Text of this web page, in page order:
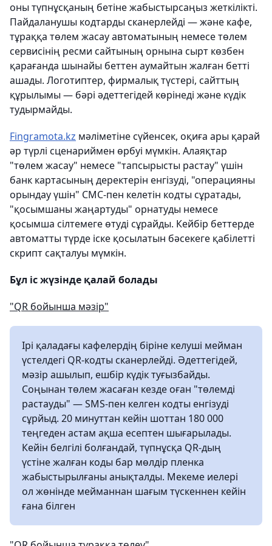
оны түпнұсқаның бетіне жабыстырсаңыз жеткілікті.
Пайдаланушы кодтарды сканерлейді — және кафе,
тұраққа төлем жасау автоматының немесе төлем
сервисінің ресми сайтының орнына сырт көзбен
қарағанда шынайы беттен аумайтын жалған бетті
ашады. Логотиптер, фирмалық түстері, сайттың
құрылымы — бәрі әдеттегідей көрінеді және күдік
тудырмайды.
Fingramota.kz мәліметіне сүйенсек, оқиға ары қарай
әр түрлі сценариймен өрбуі мүмкін. Алаяқтар
"төлем жасау" немесе "тапсырысты растау" үшін
банк картасының деректерін енгізуді, "операцияны
орындау үшін" СМС-пен келетін кодты сұратады,
"қосымшаны жаңартуды" орнатуды немесе
қосымша сілтемеге өтуді сұрайды. Кейбір беттерде
автоматты түрде іске қосылатын бәсекеге қабілетті
скрипт сақталуы мүмкін.
Бұл іс жүзінде қалай болады
"QR бойынша мәзір"
Ірі қаладағы кафелердің біріне келуші мейман
үстелдегі QR-кодты сканерлейді. Әдеттегідей,
мәзір ашылып, ешбір күдік туғызбайды.
Соңынан төлем жасаған кезде оған "төлемді
растауды" — SMS-пен келген кодты енгізуді
сұрйыд. 20 минуттан кейін шоттан 180 000
теңгеден астам ақша есептен шығарылады.
Кейін белгілі болғандай, түпнұсқа QR-дың
үстіне жалған коды бар мөлдір пленка
жабыстырылғаны анықталды. Мекеме иелері
ол жөнінде мейманнан шағым түскеннен кейін
ғана білген